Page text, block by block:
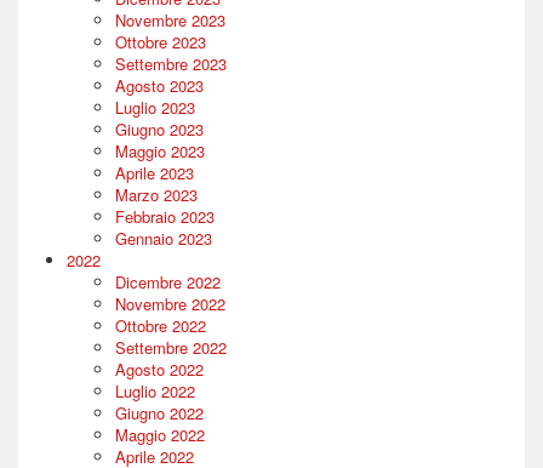
Novembre 2023
Ottobre 2023
Settembre 2023
Agosto 2023
Luglio 2023
Giugno 2023
Maggio 2023
Aprile 2023
Marzo 2023
Febbraio 2023
Gennaio 2023
2022
Dicembre 2022
Novembre 2022
Ottobre 2022
Settembre 2022
Agosto 2022
Luglio 2022
Giugno 2022
Maggio 2022
Aprile 2022